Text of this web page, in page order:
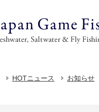
HOTニュース お知らせ